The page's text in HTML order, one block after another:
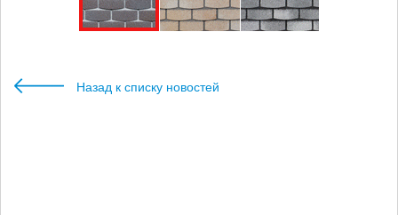
Назад к списку новостей